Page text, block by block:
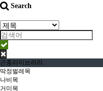
Search
곤충라이브러리
딱정벌레목
나비목
거미목